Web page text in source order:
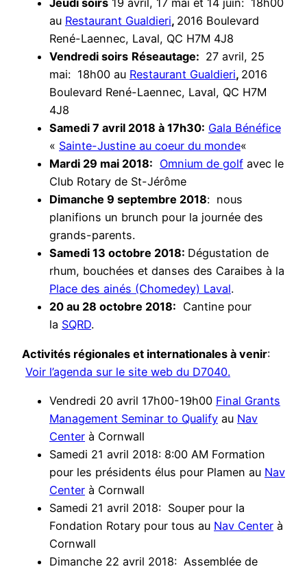
Jeudi soirs 19 avril, 17 mai et 14 juin: 18h00
au Restaurant Gualdieri, 2016 Boulevard
René-Laennec, Laval, QC H7M 4J8
Vendredi soirs Réseautage: 27 avril, 25
mai: 18h00 au Restaurant Gualdieri, 2016
Boulevard René-Laennec, Laval, QC H7M
4J8
Samedi 7 avril 2018 à 17h30: Gala Bénéfice
« Sainte-Justine au coeur du monde«
Mardi 29 mai 2018: Omnium de golf avec le
Club Rotary de St-Jérôme
Dimanche 9 septembre 2018: nous
planifions un brunch pour la journée des
grands-parents.
Samedi 13 octobre 2018: Dégustation de
rhum, bouchées et danses des Caraibes à la
Place des ainés (Chomedey) Laval.
20 au 28 octobre 2018: Cantine pour
la SQRD.
Activités régionales et internationales à venir:
Voir l’agenda sur le site web du D7040.
Vendredi 20 avril 17h00-19h00 Final Grants
Management Seminar to Qualify au Nav
Center à Cornwall
Samedi 21 avril 2018: 8:00 AM Formation
pour les présidents élus pour Plamen au Nav
Center à Cornwall
Samedi 21 avril 2018: Souper pour la
Fondation Rotary pour tous au Nav Center à
Cornwall
Dimanche 22 avril 2018: Assemblée de